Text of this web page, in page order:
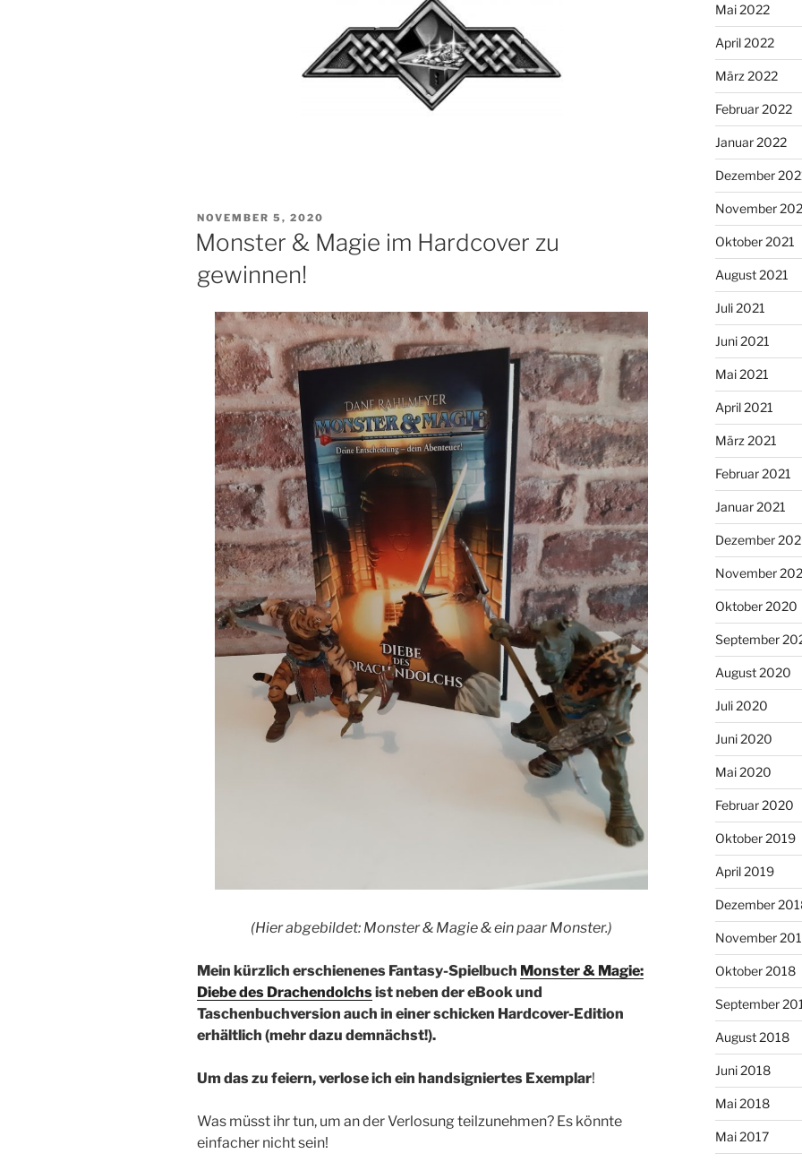
VERÖFFENTLICHT
AM
NOVEMBER 5, 2020
Monster & Magie im Hardcover zu
gewinnen!
(Hier abgebildet: Monster & Magie & ein paar Monster.)
Mein kürzlich erschienenes Fantasy-Spielbuch Monster & Magie:
Diebe des Drachendolchsist neben der eBook und
Taschenbuchversion auch in einer schicken Hardcover-Edition
erhältlich (mehr dazu demnächst!).
Um das zu feiern, verlose ich ein handsigniertes Exemplar!
Was müsst ihr tun, um an der Verlosung teilzunehmen? Es könnte
einfacher nicht sein!
Mai 2022
April 2022
März 2022
Februar 2022
Januar 2022
Dezember
November
Oktober 2021
August 2021
Juli 2021
Juni 2021
Mai 2021
April 2021
März 2021
Februar 2021
Januar 2021
Dezember
November
Oktober 2020
September
August 2020
Juli 2020
Juni 2020
Mai 2020
Februar 2020
Oktober 2019
April 2019
Dezember
November
Oktober 2018
September
August 2018
Juni 2018
Mai 2018
Mai 2017